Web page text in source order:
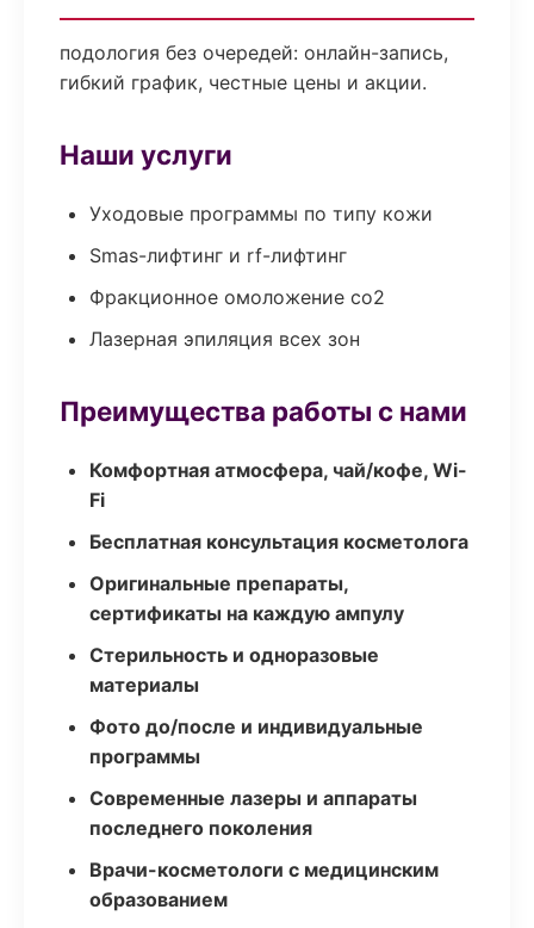
подология без очередей: онлайн-запись,
гибкий график, честные цены и акции.
Наши услуги
Уходовые программы по типу кожи
Smas-лифтинг и rf-лифтинг
Фракционное омоложение co2
Лазерная эпиляция всех зон
Преимущества работы с нами
Комфортная атмосфера, чай/кофе, Wi-
Fi
Бесплатная консультация косметолога
Оригинальные препараты,
сертификаты на каждую ампулу
Стерильность и одноразовые
материалы
Фото до/после и индивидуальные
программы
Современные лазеры и аппараты
последнего поколения
Врачи-косметологи с медицинским
образованием